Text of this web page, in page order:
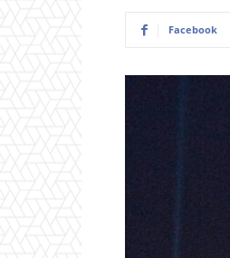
Facebook